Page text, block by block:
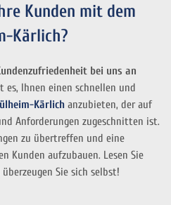
Kunden mit dem
Kärlich?
bei uns an
es, Ihnen einen schnellen und
Kärlich anzubieten, der auf
Anforderungen zugeschnitten ist.
zu übertreffen und eine
Kunden aufzubauen. Lesen Sie
Sie sich selbst!